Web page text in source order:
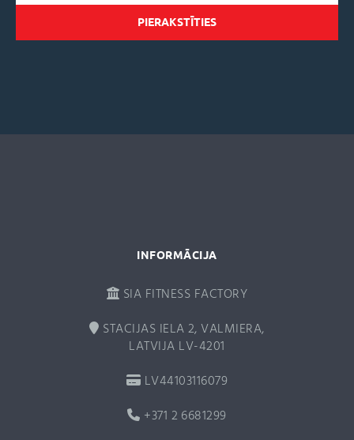
t
INFORMĀCIJA
SIA FITNESS FACTORY
STACIJAS IELA 2, VALMIERA,
LATVIJA LV-4201
LV44103116079
+371 2 6681299